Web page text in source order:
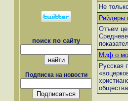
поиск по сайту
Подписка на новости
Не
Рейдеры
Отъем
Миф о
Русская